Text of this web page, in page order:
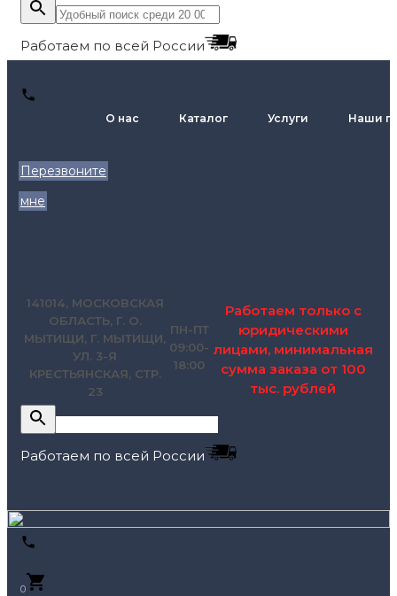
Работаем по всей России
Перезвоните
мне
О нас Каталог Услуги Наши
141014, МОСКОВСКАЯ
ОБЛАСТЬ, Г. О.
МЫТИЩИ, Г. МЫТИЩИ,
УЛ. 3-Я
КРЕСТЬЯНСКАЯ, СТР.
23
ПН-ПТ
09:00-
18:00
Работаем только с
юридическими
лицами, минимальная
сумма заказа от 100
тыс. рублей
Работаем по всей России
0